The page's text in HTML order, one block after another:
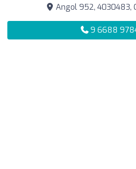
Angol 952, 4030483,
9 6688